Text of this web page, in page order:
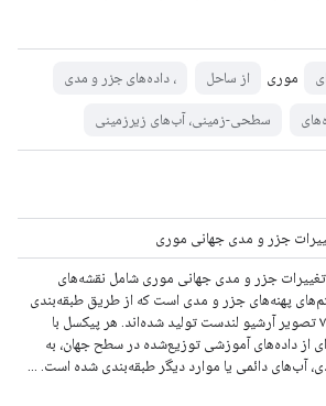
موری از ساحل ، داده‌های جزر و مدی
سطحی-زمینی، آب‌های زیرزمینی
جزر و مدی جهانی موری
جزر و مدی جهانی موری شامل نقشه‌های
پهنه‌های جزر و مدی است که از طریق طبقه‌بندی
نظارت‌شده ۷۰۷۵۲۸ تصویر آرشیو لندست تولید شده‌اند. هر پیکسل با
از داده‌های آموزشی توزیع‌شده در سطح جهان، به
آب‌های دائمی یا موارد دیگر طبقه‌بندی شده است. ...